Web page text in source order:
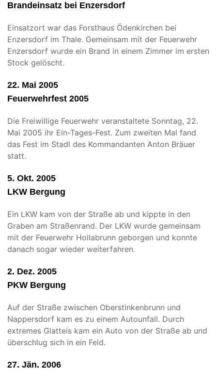
Brandeinsatz bei Enzersdorf
Einsatzort war das Forsthaus Ödenkirchen bei
Enzersdorf im Thale. Gemeinsam mit der Feuerwehr
Enzersdorf wurde ein Brand in einem Zimmer im ersten
Stock gelöscht.
22. Mai 2005
Feuerwehrfest 2005
Die Freiwillige Feuerwehr veranstaltete Sonntag, 22.
Mai 2005 ihr Ein-Tages-Fest. Zum zweiten Mal fand
das Fest im Stadl des Kommandanten Anton Bräuer
statt.
5. Okt. 2005
LKW Bergung
Ein LKW kam von der Straße ab und kippte in den
Graben am Straßenrand. Der LKW wurde gemeinsam
mit der Feuerwehr Hollabrunn geborgen und konnte
danach sogar wieder weiterfahren.
2. Dez. 2005
PKW Bergung
Auf der Straße zwischen Oberstinkenbrunn und
Nappersdorf kam es zu einem Autounfall. Durch
extremes Glatteis kam ein Auto von der Straße ab und
überschlug sich in ein Feld.
27. Jän. 2006